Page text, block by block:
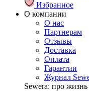
Избранное
О компании
О нас
Партнерам
Отзывы
Доставка
Оплата
Гарантии
Журнал
Sewera: про